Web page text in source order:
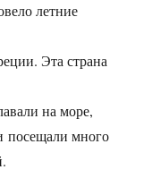
летние
Эта страна
на море,
посещали много